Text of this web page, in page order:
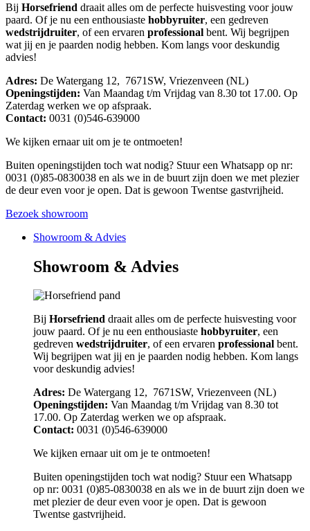
Bij Horsefriend draait alles om de perfecte huisvesting voor jouw
paard. Of je nu een enthousiaste hobbyruiter, een gedreven
wedstrijdruiter, of een ervaren professional bent. Wij begrijpen
wat jij en je paarden nodig hebben. Kom langs voor deskundig
advies!
Adres: De Watergang 12, 7671SW, Vriezenveen (NL)
Openingstijden: Van Maandag t/m Vrijdag van 8.30 tot 17.00. Op
Zaterdag werken we op afspraak.
Contact: 0031 (0)546-639000
We kijken ernaar uit om je te ontmoeten!
Buiten openingstijden toch wat nodig? Stuur een Whatsapp op nr:
0031 (0)85-0830038 en als we in de buurt zijn doen we met plezier
de deur even voor je open. Dat is gewoon Twentse gastvrijheid.
Bezoek showroom
Showroom & Advies
Showroom & Advies
Bij Horsefriend draait alles om de perfecte huisvesting voor
jouw paard. Of je nu een enthousiaste hobbyruiter, een
gedreven wedstrijdruiter, of een ervaren professional bent.
Wij begrijpen wat jij en je paarden nodig hebben. Kom langs
voor deskundig advies!
Adres: De Watergang 12, 7671SW, Vriezenveen (NL)
Openingstijden: Van Maandag t/m Vrijdag van 8.30 tot
17.00. Op Zaterdag werken we op afspraak.
Contact: 0031 (0)546-639000
We kijken ernaar uit om je te ontmoeten!
Buiten openingstijden toch wat nodig? Stuur een Whatsapp
op nr: 0031 (0)85-0830038 en als we in de buurt zijn doen we
met plezier de deur even voor je open. Dat is gewoon
Twentse gastvrijheid.